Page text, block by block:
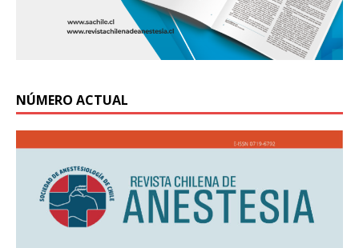
NÚMERO ACTUAL